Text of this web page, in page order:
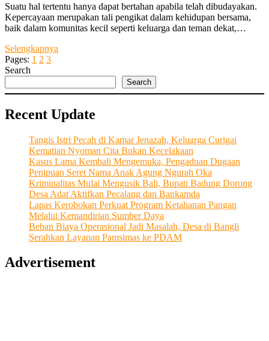
Suatu hal tertentu hanya dapat bertahan apabila telah dibudayakan.
Kepercayaan merupakan tali pengikat dalam kehidupan bersama,
baik dalam komunitas kecil seperti keluarga dan teman dekat,…
Selengkapnya
Positif
Wujud
Kerja
Nyata
Pages: 1 2 3
Search
Search
Recent Update
Tangis Istri Pecah di Kamar Jenazah, Keluarga Curigai
Kematian Nyoman Cita Bukan Kecelakaan
Kasus Lama Kembali Mengemuka, Pengaduan Dugaan
Penipuan Seret Nama Anak Agung Ngurah Oka
Kriminalitas Mulai Mengusik Bali, Bupati Badung Dorong
Desa Adat Aktifkan Pecalang dan Bankamda
Lapas Kerobokan Perkuat Program Ketahanan Pangan
Melalui Kemandirian Sumber Daya
Beban Biaya Operasional Jadi Masalah, Desa di Bangli
Serahkan Layanan Pamsimas ke PDAM
Advertisement